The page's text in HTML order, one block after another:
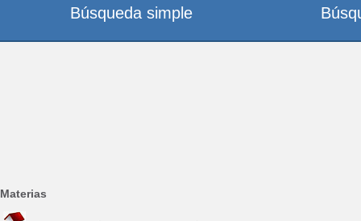
Materias
Búsqueda simple